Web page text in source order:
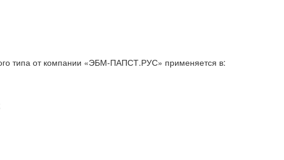
типа от компании «ЭБМ-ПАПСТ.РУС» применяется в: